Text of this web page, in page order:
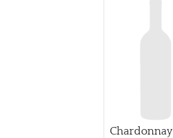
Chardonnay